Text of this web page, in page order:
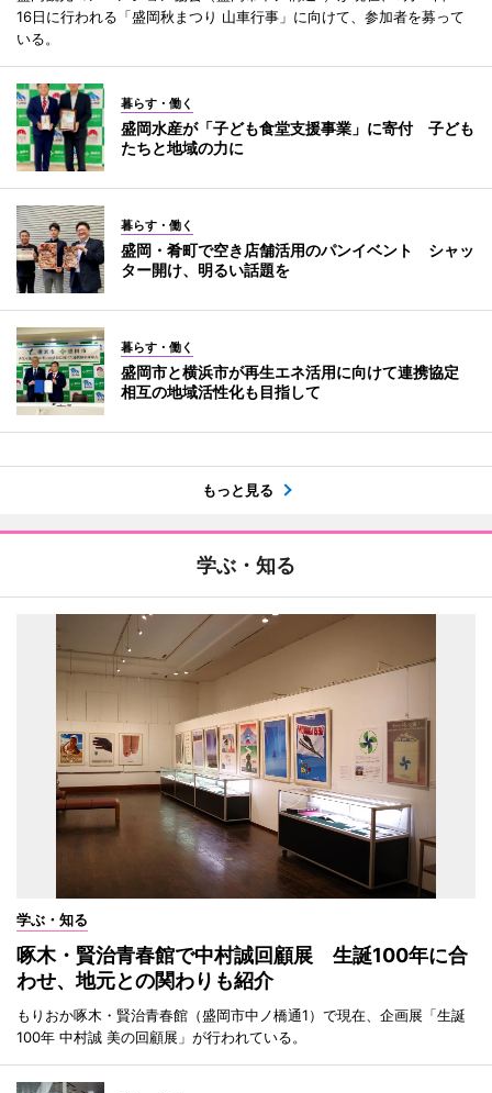
16日に行われる「盛岡秋まつり 山車行事」に向けて、参加者を募って
いる。
暮らす・働く
盛岡水産が「子ども食堂支援事業」に寄付 子ども
たちと地域の力に
暮らす・働く
盛岡・肴町で空き店舗活用のパンイベント シャッ
ター開け、明るい話題を
暮らす・働く
盛岡市と横浜市が再生エネ活用に向けて連携協定
相互の地域活性化も目指して
もっと見る
学ぶ・知る
学ぶ・知る
啄木・賢治青春館で中村誠回顧展 生誕100年に合
わせ、地元との関わりも紹介
もりおか啄木・賢治青春館（盛岡市中ノ橋通1）で現在、企画展「生誕
100年 中村誠 美の回顧展」が行われている。